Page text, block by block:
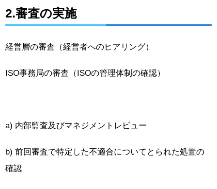
2.審査の実施
経営層の審査（経営者へのヒアリング）
ISO事務局の審査（ISOの管理体制の確認）
a) 内部監査及びマネジメントレビュー
b) 前回審査で特定した不適合についてとられた処置の
確認